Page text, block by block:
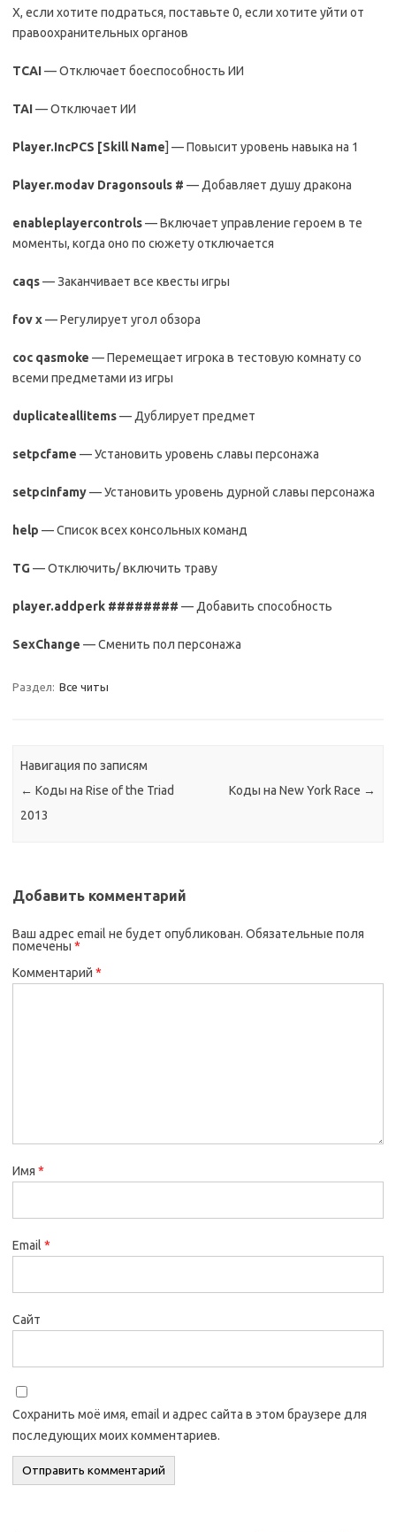
X, если хотите подраться, поставьте 0, если хотите уйти от
правоохранительных органов
TCAI— Отключает боеспособность ИИ
TAI— Отключает ИИ
Player.IncPCS [Skill Name] — Повысит уровень навыка на 1
Player.modav Dragonsouls # — Добавляет душу дракона
enableplayercontrols— Включает управление героем в те
моменты, когда оно по сюжету отключается
caqs— Заканчивает все квесты игры
fov x— Регулирует угол обзора
coc qasmoke — Перемещает игрока в тестовую комнату со
всеми предметами из игры
duplicateallitems— Дублирует предмет
setpcfame — Установить уровень славы персонажа
setpcinfamy— Установить уровень дурной славы персонажа
help — Список всех консольных команд
TG— Отключить/ включить траву
player.addperk ######## — Добавить способность
SexChange — Сменить пол персонажа
Раздел: Все читы
Навигация по записям
← Коды на Rise of the Triad
2013
Коды на New York Race →
Добавить комментарий
Ваш адрес email не будет опубликован. Обязательные поля
помечены *
Комментарий *
Имя *
Email *
Сайт
Сохранить моё имя, email и адрес сайта в этом браузере для
последующих моих комментариев.